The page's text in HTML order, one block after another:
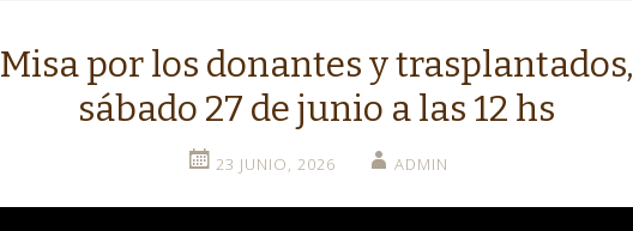
Misa por los donantes y trasplantados,
sábado 27 de junio a las 12 hs
23 JUNIO, 2026 ADMIN